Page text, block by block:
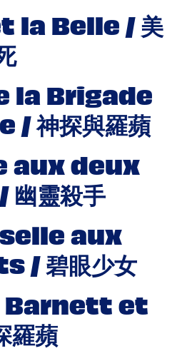
la Belle / 美
la Brigade
神探與羅蘋
aux deux
靈殺手
aux
/ 碧眼少女
Barnett et
羅蘋